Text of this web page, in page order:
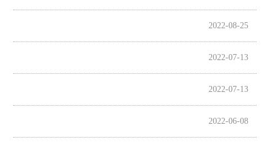
平台建设
交流合作
2022-08-25
2022-07-13
2022-07-13
2022-06-08